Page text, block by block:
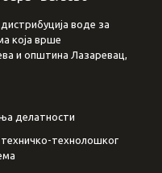
воде за
која врше
и општина Лазаревац,
делатности
технолошког